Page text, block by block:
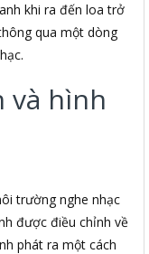
khi ra đến loa trở
qua một dòng
và hình
trường nghe nhạc
được điều chỉnh về
phát ra một cách